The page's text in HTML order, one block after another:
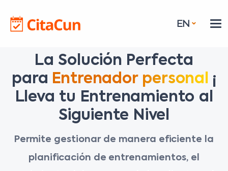
EN
La Solución Perfecta
para Entrenador personal ¡
Lleva tu Entrenamiento al
Siguiente Nivel
Permite gestionar de manera eficiente la
planificación de entrenamientos, el